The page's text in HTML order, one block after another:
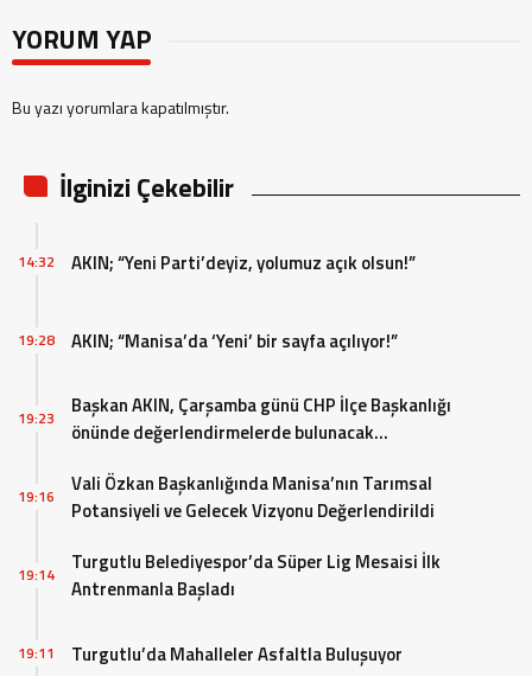
YORUM YAP
Bu yazı yorumlara kapatılmıştır.
İlginizi Çekebilir
AKIN; “Yeni Parti’deyiz, yolumuz açık olsun!”
14:32
AKIN; “Manisa’da ‘Yeni’ bir sayfa açılıyor!”
19:28
Başkan AKIN, Çarşamba günü CHP İlçe Başkanlığı
önünde değerlendirmelerde bulunacak…
19:23
Vali Özkan Başkanlığında Manisa’nın Tarımsal
Potansiyeli ve Gelecek Vizyonu Değerlendirildi
19:16
Turgutlu Belediyespor’da Süper Lig Mesaisi İlk
Antrenmanla Başladı
19:14
Turgutlu’da Mahalleler Asfaltla Buluşuyor
19:11